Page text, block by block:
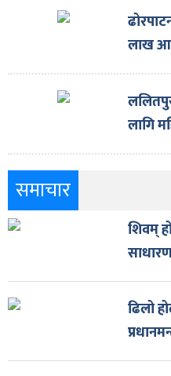
लाख
लागि
समाचार
शिवम्
ढिलो